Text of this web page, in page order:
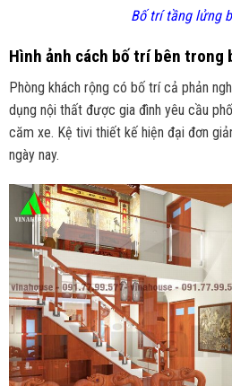
Bố trí tầng lửng
Hình ảnh cách bố trí bên trong
Phòng khách rộng có bố trí cả phản
dụng nội thất được gia đình yêu cầu
căm xe. Kệ tivi thiết kế hiện đại đơn
ngày nay.